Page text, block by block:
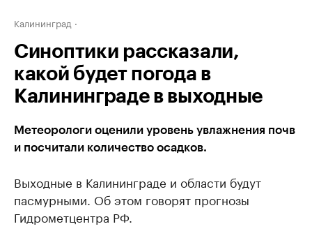
Калининград
Синоптики рассказали,
какой будет погода в
Калининграде в выходные
Метеорологи оценили уровень увлажнения почв
и посчитали количество осадков.
Выходные в Калининграде и области будут
пасмурными. Об этом говорят прогнозы
Гидрометцентра РФ.